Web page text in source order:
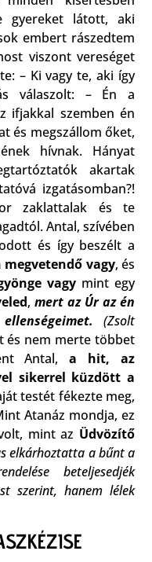
gyereket látott, aki
embert rászedtem
viszont vereséget
– Ki vagy te, aki így
válaszolt: – Én a
ifjakkal szemben én
és megszállom őket,
hívnak. Hányat
akartak
izgatásomban?!
zaklattalak és te
Antal, szívében
és így beszélt a
vagy, és
vagy mint egy
,mert az Úr az én
(Zsolt
és nem merte többet
Antal,a hit, az
sikerrel küzdött a
testét fékezte meg,
Atanáz mondja, ez
mint az Üdvözítő
elkárhoztatta a bűnt a
beteljesedjék
szerint, hanem lélek